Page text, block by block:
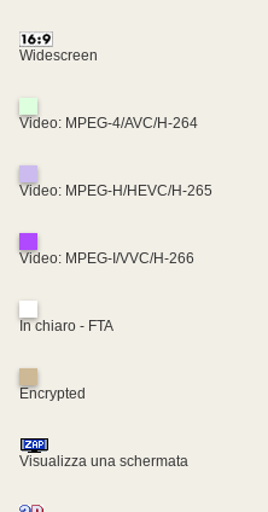
Widescreen
Video: MPEG-4/AVC/H-264
Video: MPEG-H/HEVC/H-265
Video: MPEG-I/VVC/H-266
In chiaro - FTA
Encrypted
Visualizza una schermata